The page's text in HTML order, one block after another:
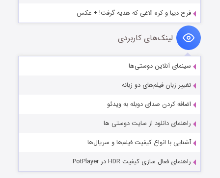
فرح دیبا و کره الاغی که هدیه گرفت! + عکس
لینک‌های کاربردی
سینمای آنلاین دوستی‌ها
تغییر زبان فیلم‌های دو زبانه
اضافه کردن صدای دوبله به ویدئو
راهنمای دانلود از سایت دوستی ها
آشنایی با انواع کیفیت فیلم‌ها و سریال‌ها
راهنمای فعال سازی کیفیت HDR در PotPlayer